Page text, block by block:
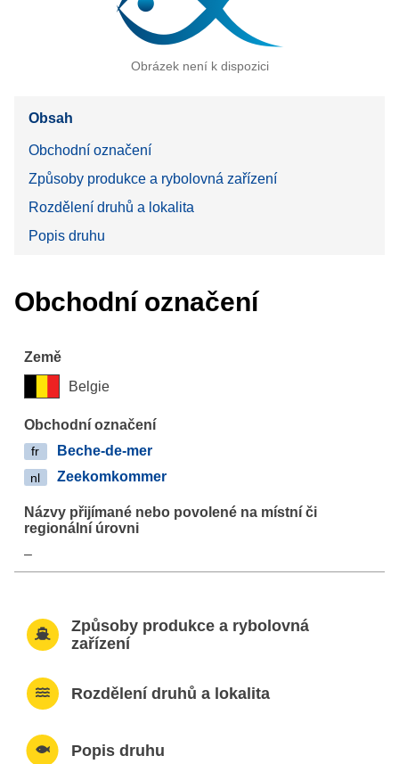
Obrázek není k dispozici
Obsah
Obchodní označení
Způsoby produkce a rybolovná zařízení
Rozdělení druhů a lokalita
Popis druhu
Obchodní označení
Belgie
fr Beche-de-mer
nl Zeekomkommer
–
Způsoby produkce a rybolovná
zařízení
Rozdělení druhů a lokalita
Popis druhu